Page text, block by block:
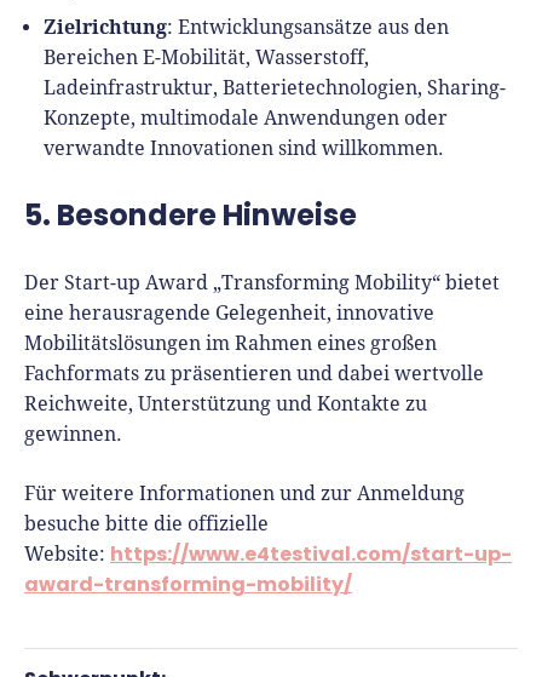
Zielrichtung: Entwicklungsansätze aus den
Bereichen E-Mobilität, Wasserstoff,
Ladeinfrastruktur, Batterietechnologien, Sharing-
Konzepte, multimodale Anwendungen oder
verwandte Innovationen sind willkommen.
5. Besondere Hinweise
Der Start-up Award „Transforming Mobility“ bietet
eine herausragende Gelegenheit, innovative
Mobilitätslösungen im Rahmen eines großen
Fachformats zu präsentieren und dabei wertvolle
Reichweite, Unterstützung und Kontakte zu
gewinnen.
Für weitere Informationen und zur Anmeldung
besuche bitte die offizielle
Website: https://www.e4testival.com/start-up-
award-transforming-mobility/